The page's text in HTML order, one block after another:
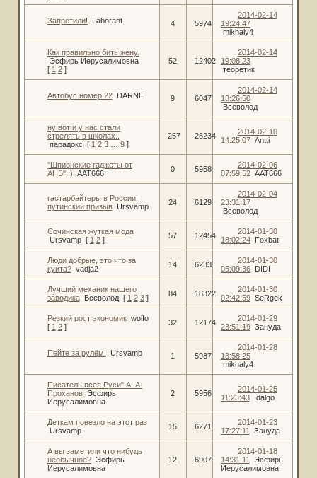
Запретили! Laborant 4 5974
2014-02-14
19:24:47
mikhaly4
Как правильно бить жену.
Эсфирь Иерусалимовна
[ 1 2 ]
52 12402
2014-02-14
19:08:23
теоретик
Автобус номер 22 DARNE 9 6047
2014-02-14
18:26:50
Всеволод
ну вот и у нас стали
стрелять в школах..
парадокс [ 1 2 3 9 ]
257 26234
2014-02-10
14:25:07 Antti
"Шпионские гаджеты от
АНБ" ;) AAT666 0 5958
2014-02-06
07:59:52 AAT666
гастарбайтеры в России:
путинский призыв Ursvamp 24 6129
2014-02-04
23:31:17
Всеволод
Сочинская жуткая мода
Ursvamp [ 1 2 ] 57 12454
2014-01-30
18:02:24
Foxbat
Люди добрые, это что за
куита? vadja2 14 6233
2014-01-30
05:09:36
DIDI
Лучший механик нашего
заводика
Всеволод [ 1 2 3 ] 84 18322
2014-01-30
02:42:59 SeRgek
Резкий рост экономик wolfo
[ 1 2 ] 32 12174
2014-01-29
23:51:19 Зануда
Пейте за рулём! Ursvamp 1 5987
2014-01-28
13:58:25
mikhaly4
Писатель всея Руси" А. А.
Проханов Эсфирь
Иерусалимовна
2 5956
2014-01-25
11:23:43
Idalgo
Деткам повезло на этот раз
Ursvamp
15 6271
2014-01-23
17:27:11
Зануда
А вы заметили что нибудь
необычное? Эсфирь
Иерусалимовна
12 6907
2014-01-18
14:31:11
Эсфирь
Иерусалимовна